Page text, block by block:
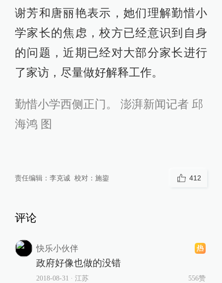
谢芳和唐丽艳表示，她们理解勤惜小
学家长的焦虑，校方已经意识到自身
的问题，近期已经对大部分家长进行
了家访，尽量做好解释工作。
勤惜小学西侧正门。 澎湃新闻记者 邱
海鸿 图
责任编辑： 李克诚 校对： 施鋆 412
评论
快乐小伙伴
政府好像也做的没错
2018-08-31 ∙ 江苏 556赞